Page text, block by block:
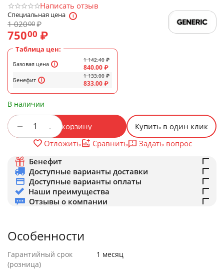
Написать отзыв
Специальная цена
1 02000₽
75000 ₽
Таблица цен:
Базовая цена
Бенефит
1 142.40 ₽
840.00₽
1 133.00 ₽
833.00₽
В наличии
+
− В корзину
Купить в один клик
Отложить
Сравнить
Задать вопрос
Бенефит
Доступные варианты доставки
Доступные варианты оплаты
Наши преимущества
Отзывы о компании
Особенности
Гарантийный срок
(розница)
1 месяц